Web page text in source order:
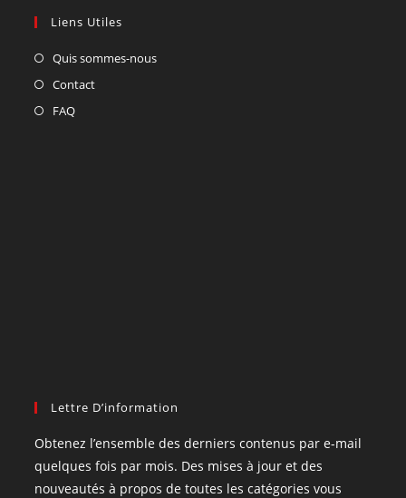
Liens Utiles
Quis sommes-nous
Contact
FAQ
Lettre D’information
Obtenez l’ensemble des derniers contenus par e-mail
quelques fois par mois. Des mises à jour et des
nouveautés à propos de toutes les catégories vous